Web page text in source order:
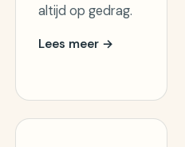
altijd op gedrag.
Lees meer →